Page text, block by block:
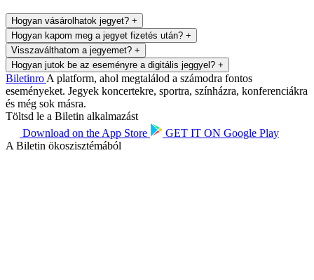
Hogyan vásárolhatok jegyet? +
Hogyan kapom meg a jegyet fizetés után? +
Visszaválthatom a jegyemet? +
Hogyan jutok be az eseményre a digitális jeggyel? +
Biletinro A platform, ahol megtalálod a számodra fontos
eseményeket. Jegyek koncertekre, sportra, színházra, konferenciákra
és még sok másra.
Töltsd le a Biletin alkalmazást
Download on the App Store GET IT ON Google Play
A Biletin ökoszisztémából